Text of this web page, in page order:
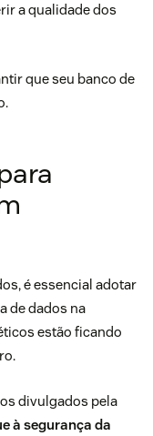
a qualidade dos
que seu banco de
é essencial adotar
de dados na
estão ficando
divulgados pela
à segurança da